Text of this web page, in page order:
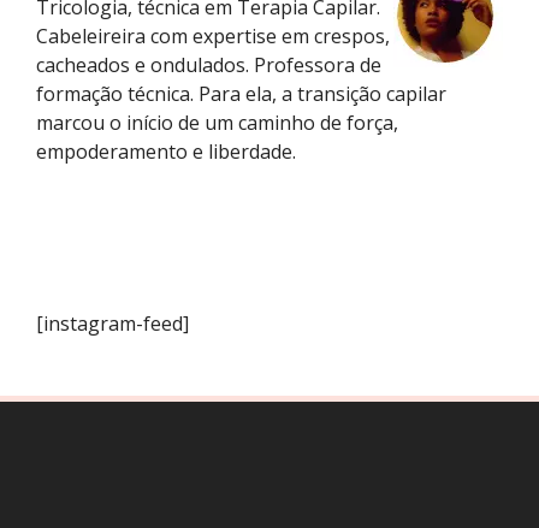
Tricologia, técnica em Terapia Capilar.
Cabeleireira com expertise em crespos,
cacheados e ondulados. Professora de
formação técnica. Para ela, a transição capilar
marcou o início de um caminho de força,
empoderamento e liberdade.
[instagram-feed]